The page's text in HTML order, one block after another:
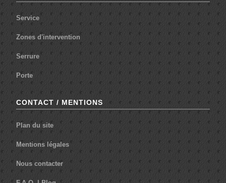
Service
Zones d'intervention
Serrure
Porte
CONTACT / MENTIONS
Plan du site
Mentions légales
Nous contacter